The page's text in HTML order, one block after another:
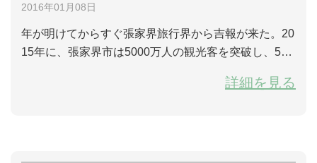
2016年01月08日
年が明けてからすぐ張家界旅行界から吉報が来た。20
15年に、張家界市は5000万人の観光客を突破し、505
れぞれ36％、30％上がったという。国家旅行局が統計
詳細を見る